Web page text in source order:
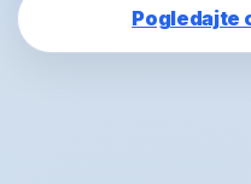
Pogledajte